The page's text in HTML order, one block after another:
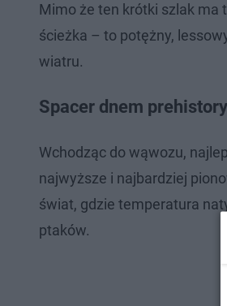
Mimo że ten krótki szlak ma
ścieżka – to potężny,
wiatru.
Spacer dnem
Wchodząc do wąwozu,
najwyższe i najbardziej
świat, gdzie temperatura
ptaków.